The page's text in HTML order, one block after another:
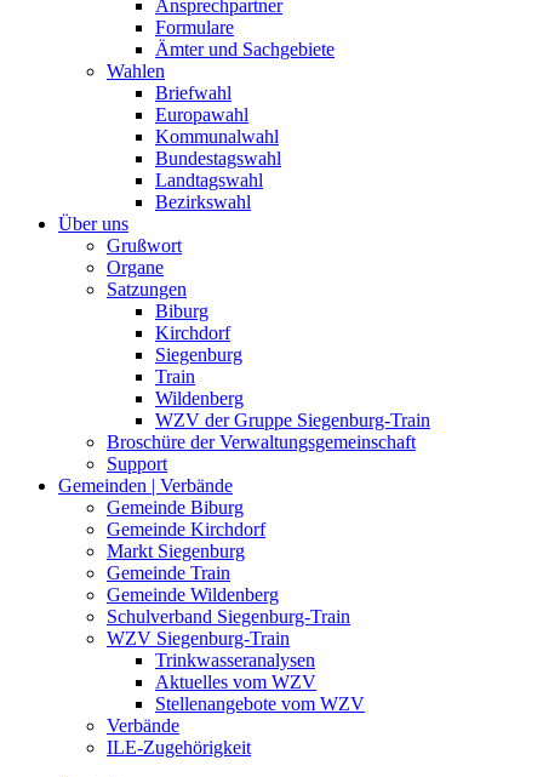
Ansprechpartner
Formulare
Ämter und Sachgebiete
Wahlen
Briefwahl
Europawahl
Kommunalwahl
Bundestagswahl
Landtagswahl
Bezirkswahl
Über uns
Grußwort
Organe
Satzungen
Biburg
Kirchdorf
Siegenburg
Train
Wildenberg
WZV der Gruppe Siegenburg-Train
Broschüre der Verwaltungsgemeinschaft
Support
Gemeinden | Verbände
Gemeinde Biburg
Gemeinde Kirchdorf
Markt Siegenburg
Gemeinde Train
Gemeinde Wildenberg
Schulverband Siegenburg-Train
WZV Siegenburg-Train
Trinkwasseranalysen
Aktuelles vom WZV
Stellenangebote vom WZV
Verbände
ILE-Zugehörigkeit